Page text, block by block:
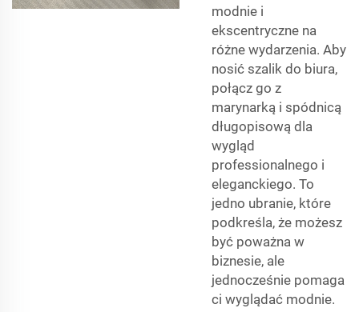
modnie i
ekscentryczne na
różne wydarzenia. Aby
nosić szalik do biura,
połącz go z
marynarką i spódnicą
długopisową dla
wygląd
professionalnego i
eleganckiego. To
jedno ubranie, które
podkreśla, że możesz
być poważna w
biznesie, ale
jednocześnie pomaga
ci wyglądać modnie.